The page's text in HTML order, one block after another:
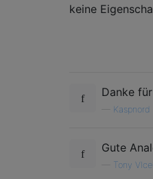
keine
Danke
Kaspnord
Gute
Tony